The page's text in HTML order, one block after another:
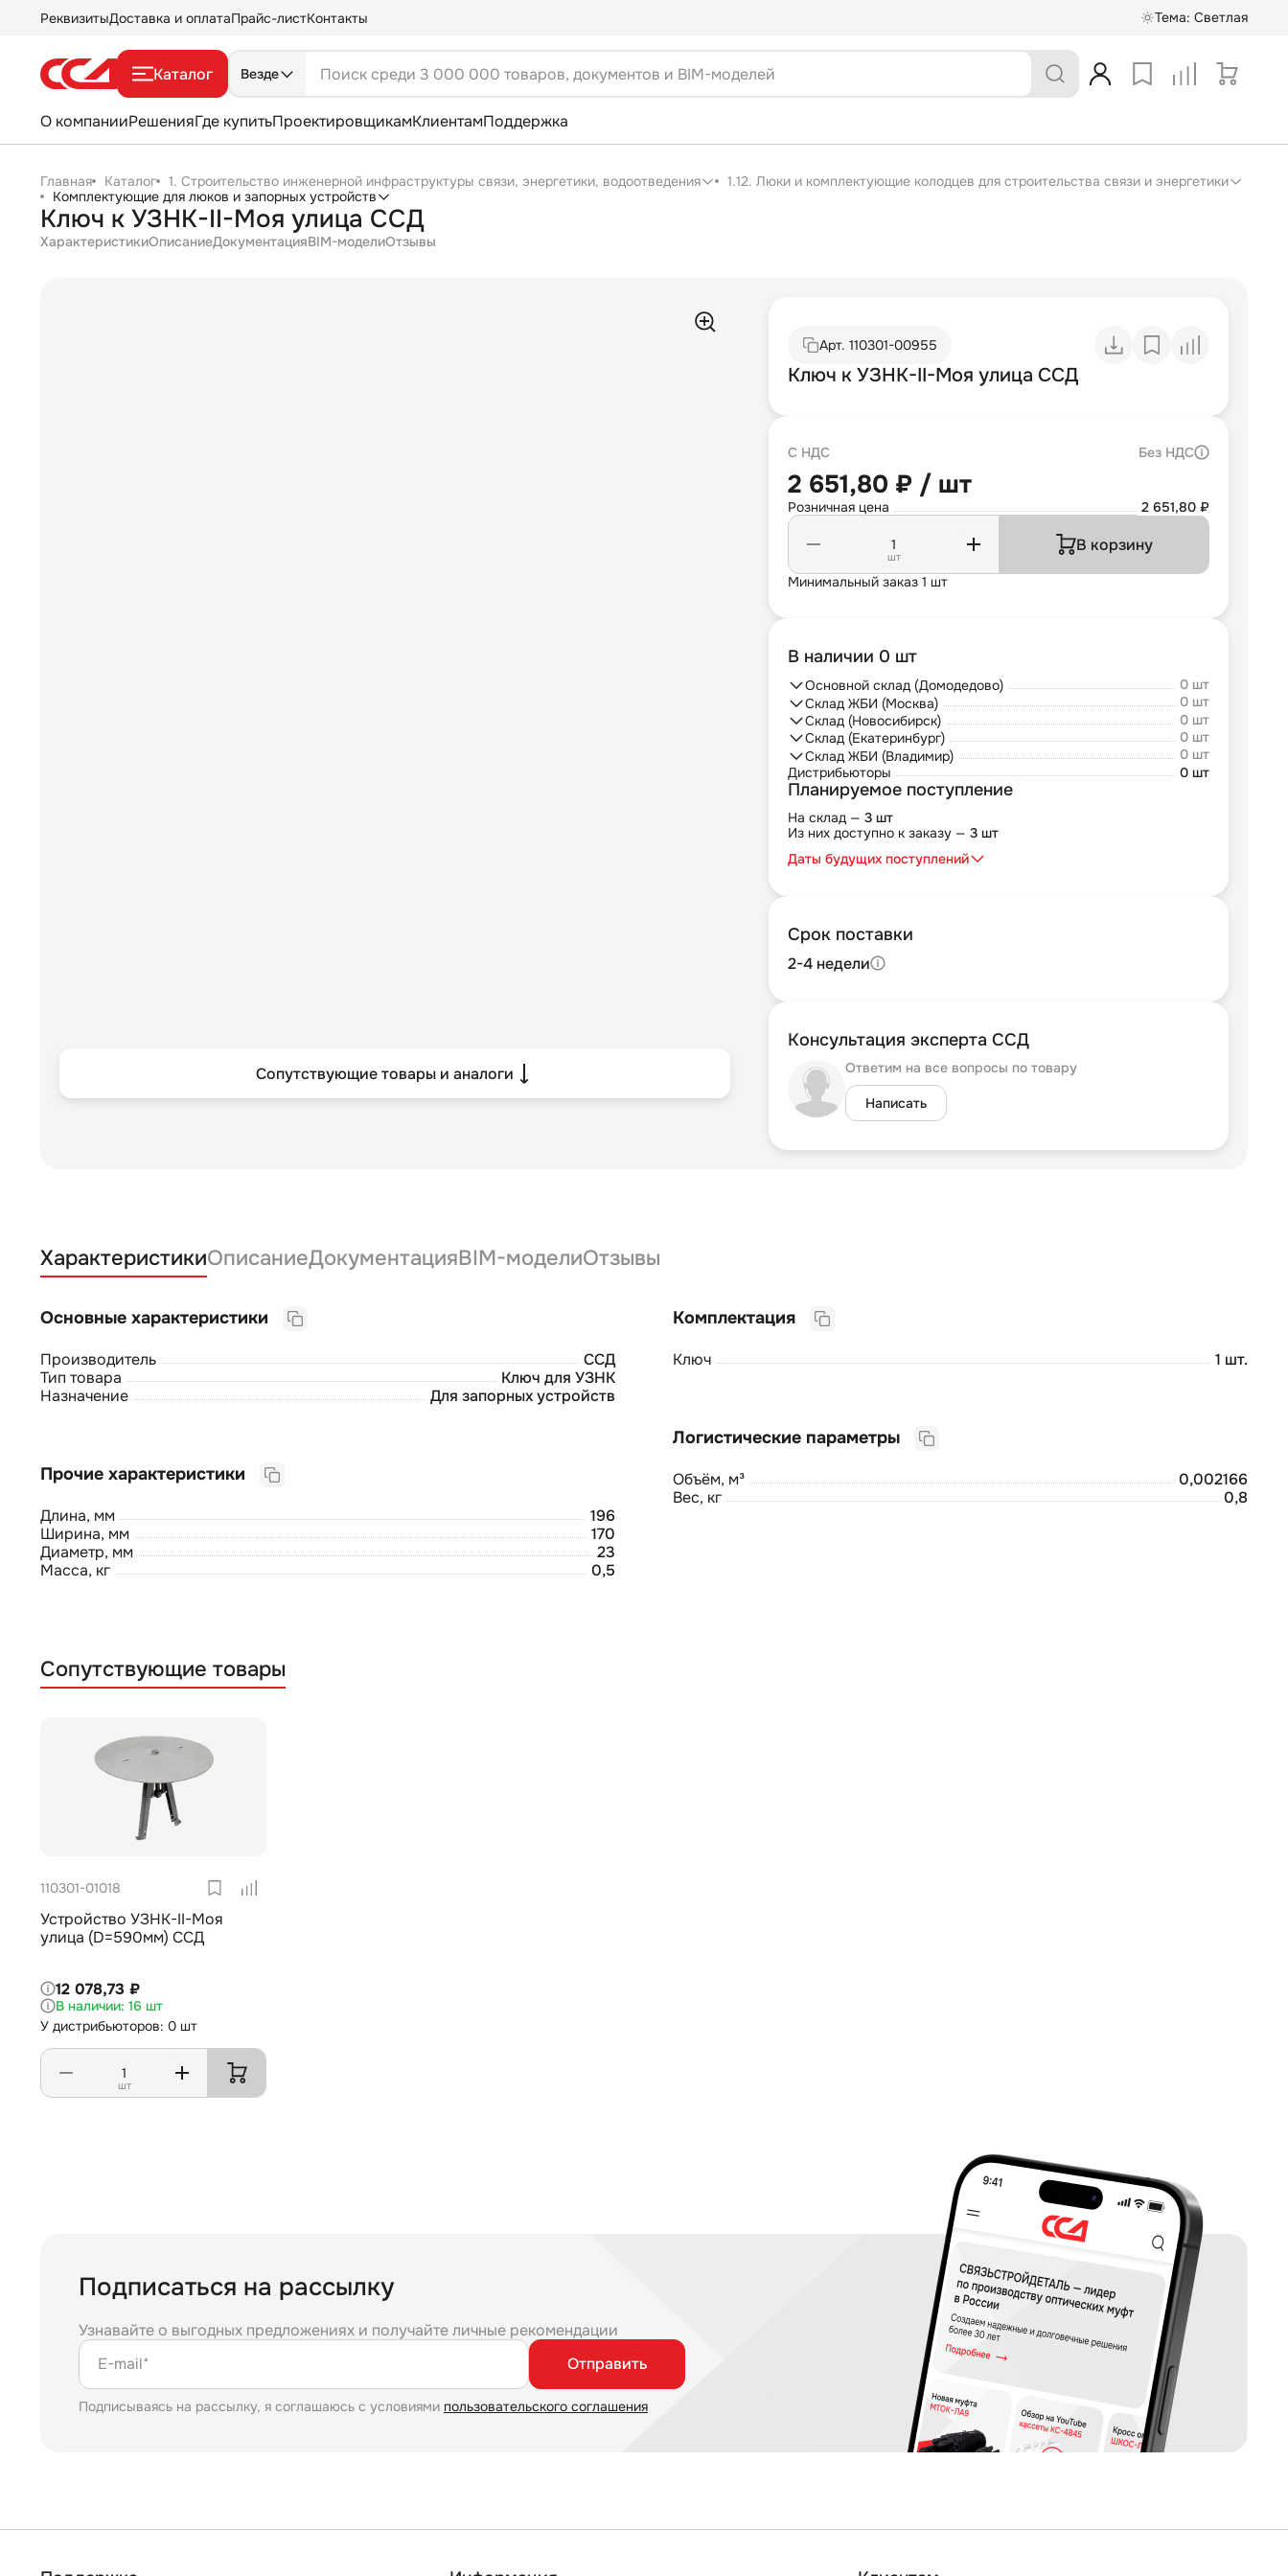
РеквизитыДоставка и оплатаПрайс-листКонтакты Тема: Светлая
Каталог Везде
О компанииРешенияГде купитьПроектировщикамКлиентамПоддержка
Главная Каталог 1. Строительство инженерной инфраструктуры связи, энергетики, водоотведения
1.12. Люки и комплектующие колодцев для строительства связи и энергетики
Комплектующие для люков и запорных устройств
Ключ к УЗНК-II-Моя улица ССД
ХарактеристикиОписаниеДокументацияBIM-моделиОтзывы
Сопутствующие товары и аналоги
Арт. 110301-00955
Ключ к УЗНК-II-Моя улица ССД
С НДС Без НДС
2 651,80 ₽ / шт
Розничная цена 2 651,80 ₽
шт
В корзину
Минимальный заказ 1 шт
В наличии 0 шт
Основной склад (Домодедово)
0 шт
Склад ЖБИ (Москва)
0 шт
Склад (Новосибирск)
0 шт
Склад (Екатеринбург)
0 шт
Склад ЖБИ (Владимир)
0 шт
Дистрибьюторы
0 шт
Планируемое поступление
На склад — 3 шт
Из них доступно к заказу — 3 шт
Даты будущих поступлений
Срок поставки
2-4 недели
Консультация эксперта ССД
Ответим на все вопросы по товару
Написать
ХарактеристикиОписаниеДокументацияBIM-моделиОтзывы
Производитель
ССД
Тип товара
Ключ для УЗНК
Назначение
Для запорных устройств
Длина, мм
196
Ширина, мм
170
Диаметр, мм
23
Масса, кг
0,5
Ключ 1 шт.
Объём, м³
0,002166
Вес, кг
0,8
Сопутствующие товары
110301-01018
Устройство УЗНК-II-Моя
улица (D=590мм) ССД
12 078,73 ₽
16 шт
У дистрибьюторов: 0 шт
шт
Подписаться на рассылку
Узнавайте о выгодных предложениях и получайте личные рекомендации
E-mail*
Отправить
Подписываясь на рассылку, я соглашаюсь с условиями пользовательского соглашения